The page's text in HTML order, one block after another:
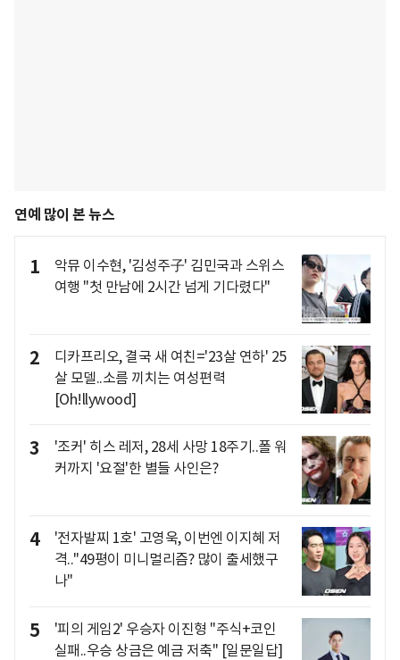
연예 많이 본 뉴스
1
악뮤 이수현, '김성주子' 김민국과 스위스
여행 "첫 만남에 2시간 넘게 기다렸다"
2
디카프리오, 결국 새 여친='23살 연하' 25
살 모델..소름 끼치는 여성편력
[Oh!llywood]
3
'조커' 히스 레저, 28세 사망 18주기..폴 워
커까지 '요절'한 별들 사인은?
4
'전자발찌 1호' 고영욱, 이번엔 이지혜 저
격.."49평이 미니멀리즘? 많이 출세했구
나"
5
'피의 게임2' 우승자 이진형 "주식+코인
실패..우승 상금은 예금 저축" [일문일답]